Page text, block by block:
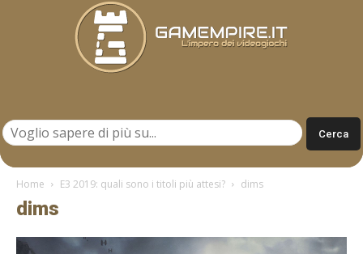
Home E3 2019: quali sono i titoli più attesi? dims
dims